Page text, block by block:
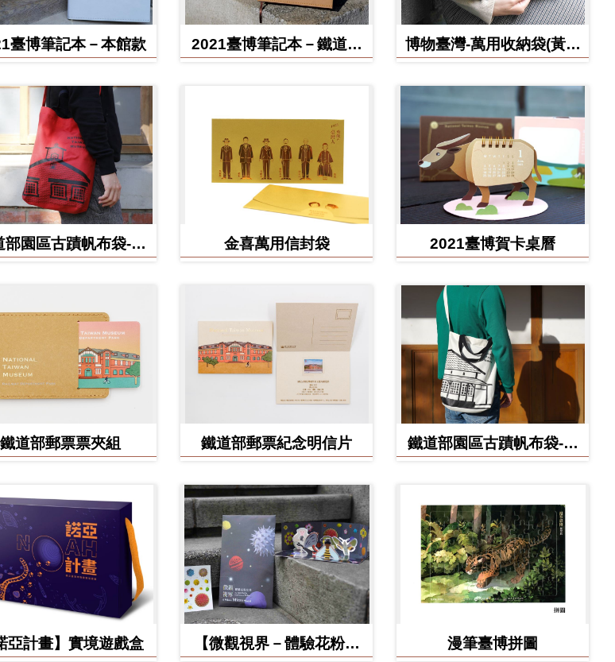
臺博筆記本－本館款
2021臺博筆記本－鐵道部
博物臺灣-萬用收納袋(黃虎
部園區古蹟帆布袋-電
金喜萬用信封袋 2021臺博賀卡桌曆
鐵道部郵票票夾組 鐵道部郵票紀念明信片
鐵道部園區古蹟帆布袋-工
亞計畫】實境遊戲盒
【微觀視界－體驗花粉之
漫筆臺博拼圖